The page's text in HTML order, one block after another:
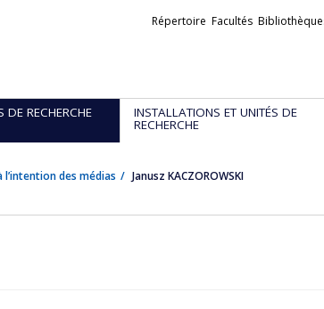
Liens
Répertoire Facultés
DE RECHERCHE INSTALLATIONS ET UNITÉS DE
RECHERCHE
des médias Janusz KACZOROWSKI